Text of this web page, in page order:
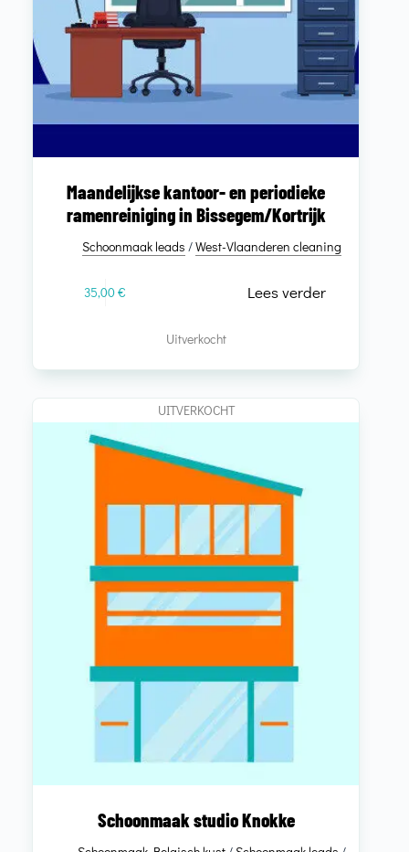
Maandelijkse kantoor- en periodieke
ramenreiniging in Bissegem/Kortrijk
Schoonmaak leads /West-Vlaanderen cleaning
35,00€ Lees verder
Uitverkocht
UITVERKOCHT
Schoonmaak studio Knokke